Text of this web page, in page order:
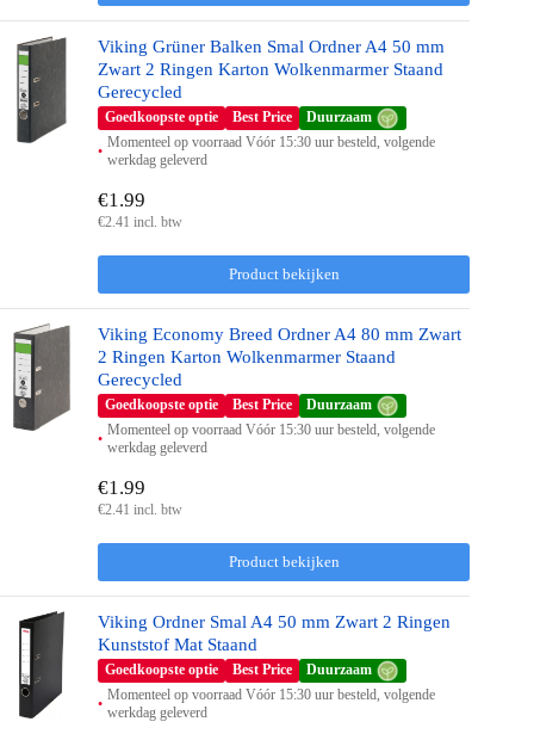
Viking Grüner Balken Smal Ordner A4 50 mm
Zwart 2 Ringen Karton Wolkenmarmer Staand
Gerecycled
Goedkoopste optie Best Price
Duurzaam
Momenteel op voorraad Vóór 15:30 uur besteld, volgende
werkdag geleverd
Product bekijken
€1.99
€2.41 incl. btw
Viking Economy Breed Ordner A4 80 mm Zwart
2 Ringen Karton Wolkenmarmer Staand
Gerecycled
Goedkoopste optie Best Price
Duurzaam
Momenteel op voorraad Vóór 15:30 uur besteld, volgende
werkdag geleverd
Product bekijken
€1.99
€2.41 incl. btw
Viking Ordner Smal A4 50 mm Zwart 2 Ringen
Kunststof Mat Staand
Goedkoopste optie Best Price
Duurzaam
Momenteel op voorraad Vóór 15:30 uur besteld, volgende
werkdag geleverd